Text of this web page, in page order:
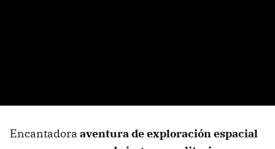
Encantadora aventura de exploración espacial